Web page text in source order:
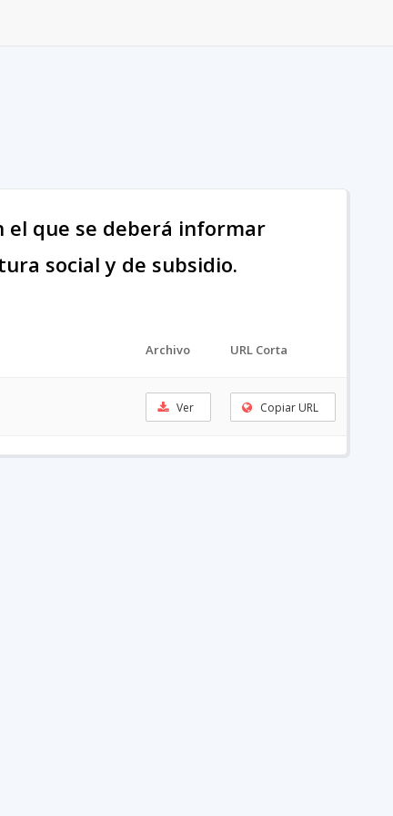
el que se deberá informar
social y de subsidio.
Archivo URL Corta
Ver Copiar URL